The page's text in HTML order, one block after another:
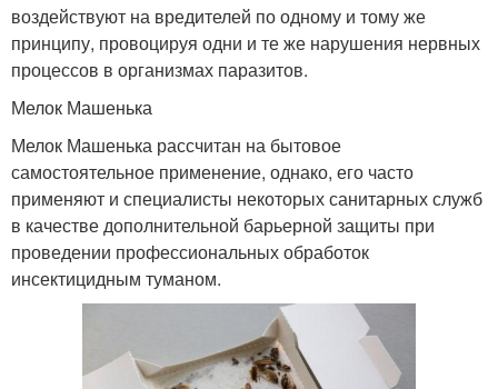
воздействуют на вредителей по одному и тому же
принципу, провоцируя одни и те же нарушения нервных
процессов в организмах паразитов.
Мелок Машенька
Мелок Машенька рассчитан на бытовое
самостоятельное применение, однако, его часто
применяют и специалисты некоторых санитарных служб
в качестве дополнительной барьерной защиты при
проведении профессиональных обработок
инсектицидным туманом.